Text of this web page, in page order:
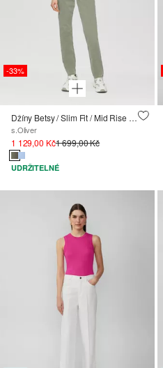
-33%
Džíny Betsy / Slim Fit / Mid Rise / Slim Leg / barveno po ušití
s.Oliver
1 129,00 Kč1 699,00 Kč
UDRŽITELNÉ